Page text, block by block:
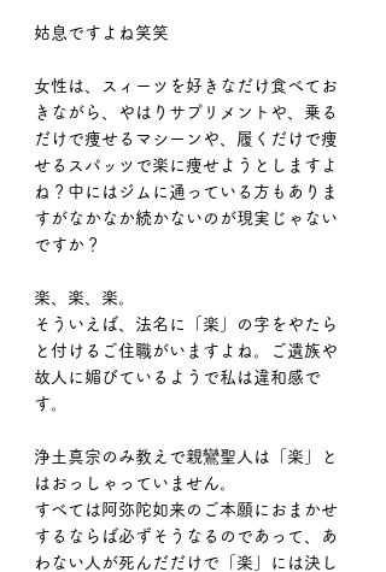
姑息ですよね笑笑
女性は、スィーツを好きなだけ食べてお
きながら、やはりサプリメントや、乗る
だけで痩せるマシーンや、履くだけで痩
せるスパッツで楽に痩せようとしますよ
ね？中にはジムに通っている方もありま
すがなかなか続かないのが現実じゃない
ですか？
楽、楽、楽。
そういえば、法名に「楽」の字をやたら
と付けるご住職がいますよね。ご遺族や
故人に媚びているようで私は違和感で
す。
浄土真宗のみ教えで親鸞聖人は「楽」と
はおっしゃっていません。
すべては阿弥陀如来のご本願におまかせ
するならば必ずそうなるのであって、あ
わない人が死んだだけで「楽」には決し